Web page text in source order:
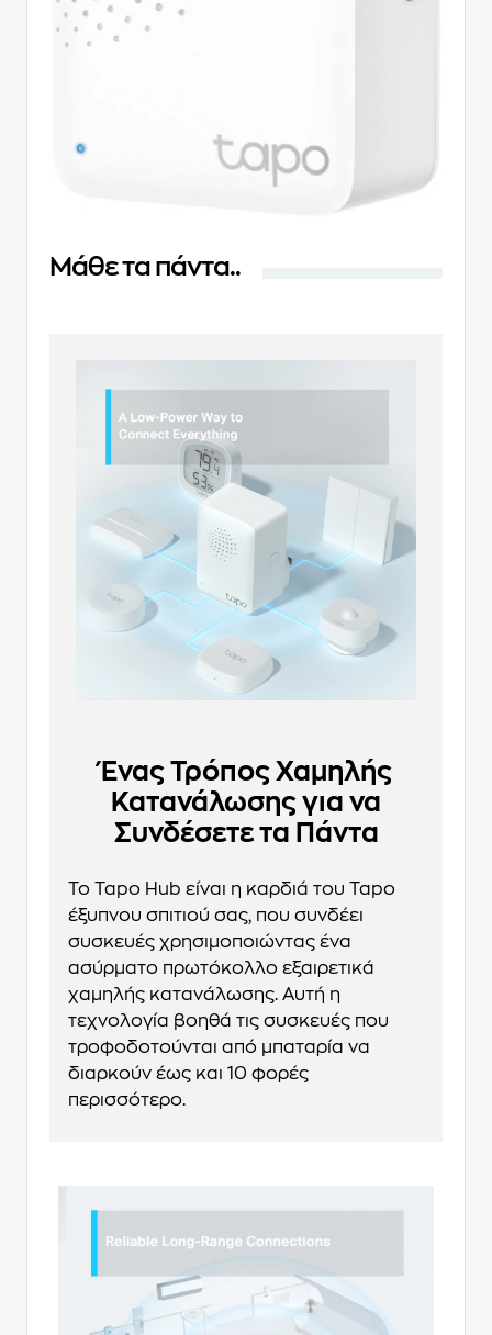
Μάθε τα πάντα..
Ένας Τρόπος Χαμηλής
Κατανάλωσης για να
Συνδέσετε τα Πάντα
Το Tapo Hub είναι η καρδιά του Tapo
έξυπνου σπιτιού σας, που συνδέει
συσκευές χρησιμοποιώντας ένα
ασύρματο πρωτόκολλο εξαιρετικά
χαμηλής κατανάλωσης. Αυτή η
τεχνολογία βοηθά τις συσκευές που
τροφοδοτούνται από μπαταρία να
διαρκούν έως και 10 φορές
περισσότερο.